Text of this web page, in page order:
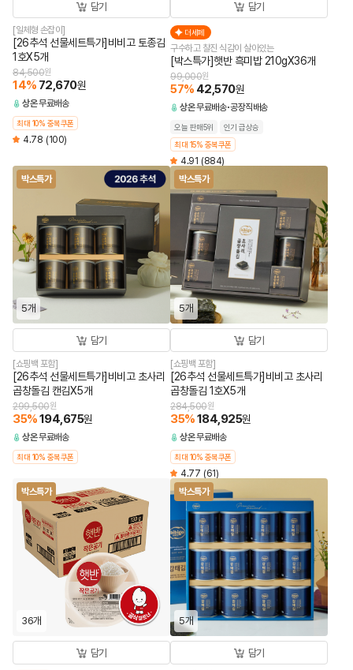
담기
[일체형 손잡이]
[26추석 선물세트특가]비비고 토종김
1호X5개
84,500원
14% 72,670원
상온무료배송
최대 10% 중복쿠폰
4.78 (100)
담기
더세페
구수하고 찰진 식감이 살아있는
[박스특가]햇반 흑미밥 210gX36개
99,000원
57% 42,570원
상온무료배송 공장직배송
오늘 판매5위
인기 급상승
최대 15% 중복쿠폰
4.91 (884)
박스특가
5개
담기
[쇼핑백 포함]
[26추석 선물세트특가]비비고 초사리
곱창돌김 캔김X5개
299,500원
35%194,675원
상온무료배송
최대 10% 중복쿠폰
박스특가
5개
담기
[쇼핑백 포함]
[26추석 선물세트특가]비비고 초사리
곱창돌김 1호X5개
284,500원
35%184,925원
상온무료배송
최대 10% 중복쿠폰
4.77 (61)
박스특가
36개
담기
박스특가
5개
담기